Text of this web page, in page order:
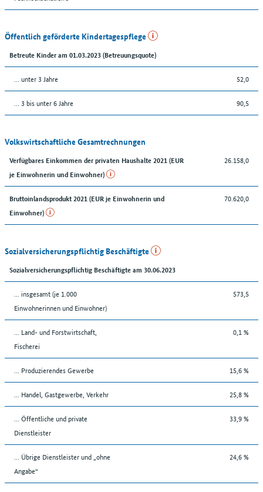
Öffentlich geförderte Kindertagespflege
Betreute Kinder am 01.03.2023 (Betreuungsquote)
… unter 3 Jahre 52,0
… 3 bis unter 6 Jahre 90,5
Volkswirtschaftliche Gesamtrechnungen
Verfügbares Einkommen der privaten Haushalte 2021 (EUR
je Einwohnerin und Einwohner)
26.158,0
Bruttoinlandsprodukt 2021 (EUR je Einwohnerin und
Einwohner)
70.620,0
Sozialversicherungspflichtig Beschäftigte
Sozialversicherungspflichtig Beschäftigte am 30.06.2023
... insgesamt (je 1.000
Einwohnerinnen und Einwohner)
573,5
... Land- und Forstwirtschaft,
Fischerei
0,1 %
... Produzierendes Gewerbe 15,6 %
... Handel, Gastgewerbe, Verkehr 25,8 %
... Öffentliche und private
Dienstleister
33,9 %
... Übrige Dienstleister und „ohne
Angabe“
24,6 %